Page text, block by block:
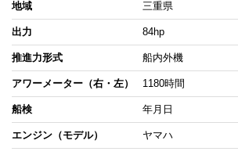
地域 三重県
出力 84hp
推進力形式 船内外機
アワーメーター（右・左） 1180時間
船検 年月日
エンジン（モデル） ヤマハ